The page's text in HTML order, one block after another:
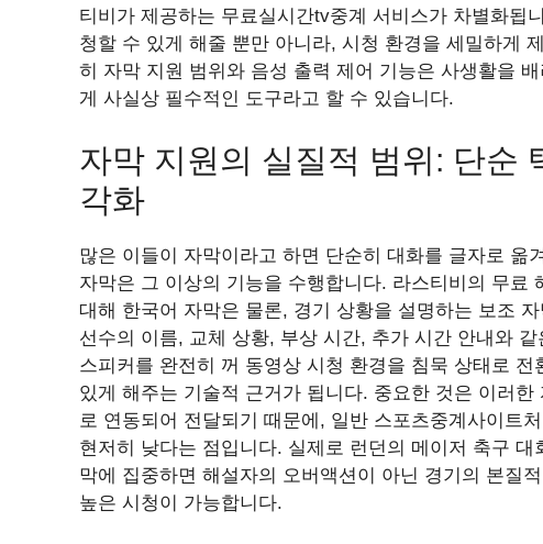
티비가 제공하는 무료실시간tv중계 서비스가 차별화됩
청할 수 있게 해줄 뿐만 아니라, 시청 환경을 세밀하게
히 자막 지원 범위와 음성 출력 제어 기능은 사생활을
게 사실상 필수적인 도구라고 할 수 있습니다.
자막 지원의 실질적 범위: 단순
각화
많은 이들이 자막이라고 하면 단순히 대화를 글자로 옮
자막은 그 이상의 기능을 수행합니다. 라스티비의 무료
대해 한국어 자막은 물론, 경기 상황을 설명하는 보조
선수의 이름, 교체 상황, 부상 시간, 추가 시간 안내와
스피커를 완전히 꺼 동영상 시청 환경을 침묵 상태로
있게 해주는 기술적 근거가 됩니다. 중요한 것은 이러
로 연동되어 전달되기 때문에, 일반 스포츠중계사이트
현저히 낮다는 점입니다. 실제로 런던의 메이저 축구
막에 집중하면 해설자의 오버액션이 아닌 경기의 본질
높은 시청이 가능합니다.